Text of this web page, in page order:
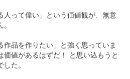
人って偉い」という価値観が、無意
品を作りたい」と強く思っていま
値があるはずだ！ と思い込もうと
た。